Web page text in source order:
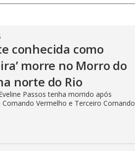
conhecida como
morre no Morro do
norte do Rio
Passos tenha morrido após
Vermelho e Terceiro Comando